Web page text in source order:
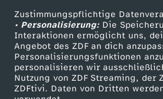
Zustimmungspflichtige
• Personalisierung:Die
Interaktionen ermöglicht uns,
Angebot des ZDF an dich
Personalisierungsfunktionen
personalisieren wir
Nutzung von ZDF Streaming, der
ZDFtivi. Daten von Dritten
Livestreams
Sendungen A-Z
TV-Programm
Hilfe